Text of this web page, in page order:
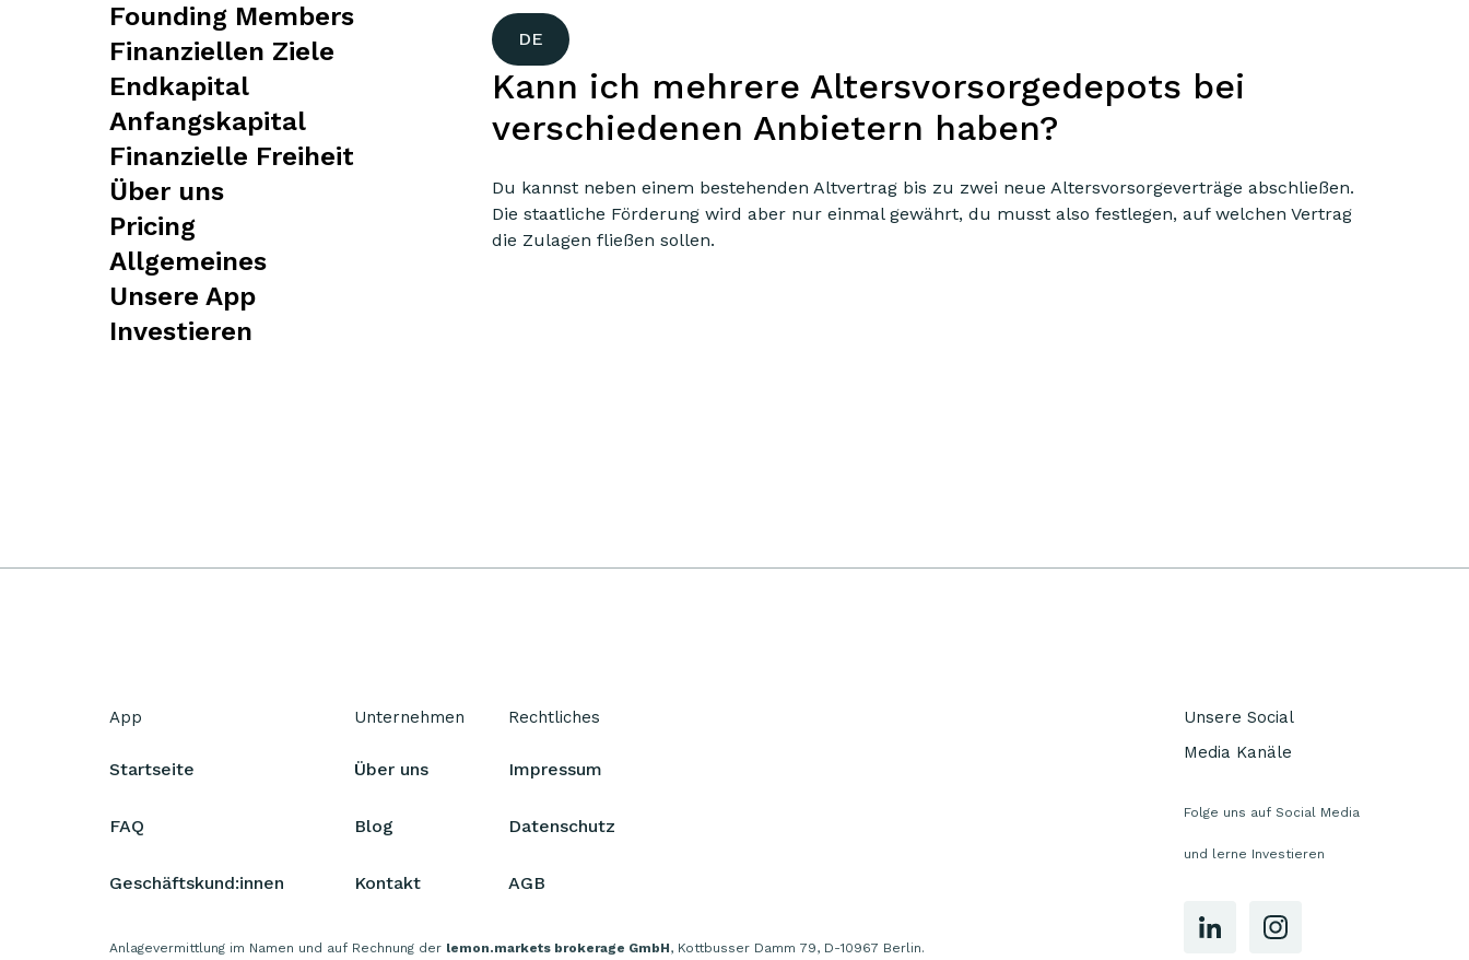
Founding Members
Finanziellen Ziele
Endkapital
Anfangskapital
Finanzielle Freiheit
Über uns
Pricing
Allgemeines
Unsere App
Investieren
DE
Kann ich mehrere Altersvorsorgedepots bei
verschiedenen Anbietern haben?
Du kannst neben einem bestehenden Altvertrag bis zu zwei neue Altersvorsorgeverträge abschließen.
Die staatliche Förderung wird aber nur einmal gewährt, du musst also festlegen, auf welchen Vertrag
die Zulagen fließen sollen.
App
Startseite
FAQ
Geschäftskund:innen
Unternehmen
Über uns
Blog
Kontakt
Rechtliches
Impressum
Datenschutz
AGB
Anlagevermittlung im Namen und auf Rechnung der lemon.markets brokerage GmbH, Kottbusser Damm 79, D-10967 Berlin.
Unsere Social
Media Kanäle
Folge uns auf Social Media
und lerne Investieren